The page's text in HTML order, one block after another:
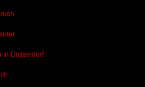
in Düsseldorf